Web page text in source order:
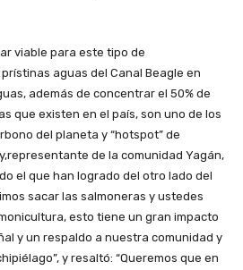
viable para este tipo de
aguas del Canal Beagle en
además de concentrar el 50% de
que existen en el país, son uno de los
del planeta y “hotspot” de
de la comunidad Yagán,
el que han logrado del otro lado del
sacar las salmoneras y ustedes
esto tiene un gran impacto
y un respaldo a nuestra comunidad y
y resaltó: “Queremos que en